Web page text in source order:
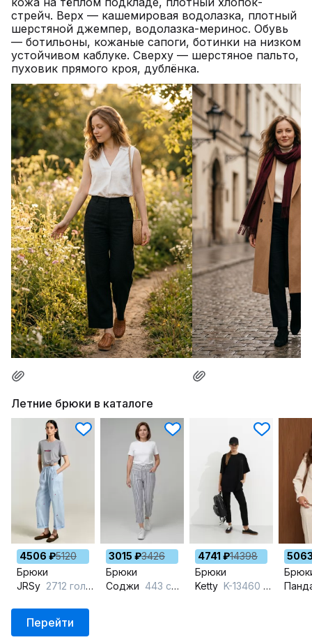
стрейч. Верх — кашемировая водолазка, плотный
шерстяной джемпер, водолазка-меринос. Обувь
— ботильоны, кожаные сапоги, ботинки на низком
устойчивом каблуке. Сверху — шерстяное пальто,
пуховик прямого кроя, дублёнка.
Летние брюки в каталоге
4506 ₽5120
Брюки
JRSy 2712 голубой_принт_роз.вишенки
3015 ₽3426
Брюки
Соджи 443 синий/белый
4741 ₽14398
Брюки
Ketty K-13460 черный
Перейти